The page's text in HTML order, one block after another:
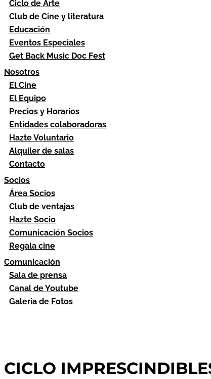
Ciclo de Arte
Club de Cine y literatura
Educación
Eventos Especiales
Get Back Music Doc Fest
Nosotros
El Cine
El Equipo
Precios y Horarios
Entidades colaboradoras
Hazte Voluntario
Alquiler de salas
Contacto
Socios
Área Socios
Club de ventajas
Hazte Socio
Comunicación Socios
Regala cine
Comunicación
Sala de prensa
Canal de Youtube
Galeria de Fotos
CICLO